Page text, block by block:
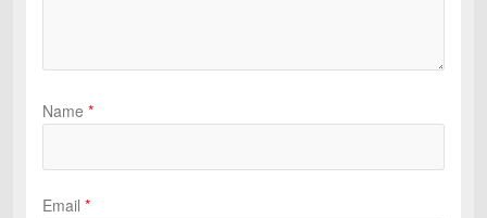
Name *
Email *